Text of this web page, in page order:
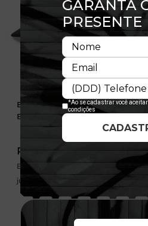
Boné 9FIFTY Pré-Curved
Buffalo Braves Suede
R$ 349,99
Em até 6x de 58,33 sem
juros